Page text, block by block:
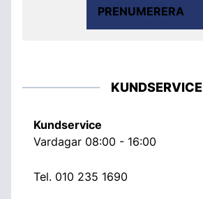
PRENUMERERA
KUNDSERVICE
Kundservice
Vardagar 08:00 - 16:00
Tel. 010 235 1690